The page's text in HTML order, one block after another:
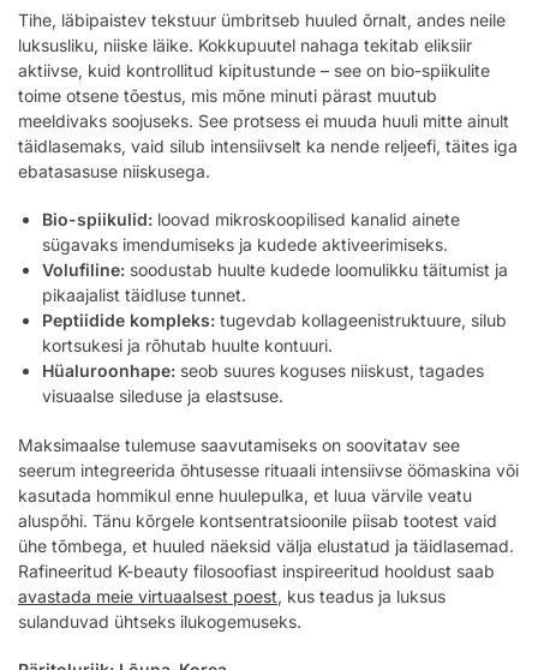
Tihe, läbipaistev tekstuur ümbritseb huuled õrnalt, andes neile
luksusliku, niiske läike. Kokkupuutel nahaga tekitab eliksiir
aktiivse, kuid kontrollitud kipitustunde – see on bio-spiikulite
toime otsene tõestus, mis mõne minuti pärast muutub
meeldivaks soojuseks. See protsess ei muuda huuli mitte ainult
täidlasemaks, vaid silub intensiivselt ka nende reljeefi, täites iga
ebatasasuse niiskusega.
Bio-spiikulid: loovad mikroskoopilised kanalid ainete
sügavaks imendumiseks ja kudede aktiveerimiseks.
Volufiline: soodustab huulte kudede loomulikku täitumist ja
pikaajalist täidluse tunnet.
Peptiidide kompleks: tugevdab kollageenistruktuure, silub
kortsukesi ja rõhutab huulte kontuuri.
Hüaluroonhape: seob suures koguses niiskust, tagades
visuaalse sileduse ja elastsuse.
Maksimaalse tulemuse saavutamiseks on soovitatav see
seerum integreerida õhtusesse rituaali intensiivse öömaskina või
kasutada hommikul enne huulepulka, et luua värvile veatu
aluspõhi. Tänu kõrgele kontsentratsioonile piisab tootest vaid
ühe tõmbega, et huuled näeksid välja elustatud ja täidlasemad.
Rafineeritud K-beauty filosoofiast inspireeritud hooldust saab
avastada meie virtuaalsest poest, kus teadus ja luksus
sulanduvad ühtseks ilukogemuseks.